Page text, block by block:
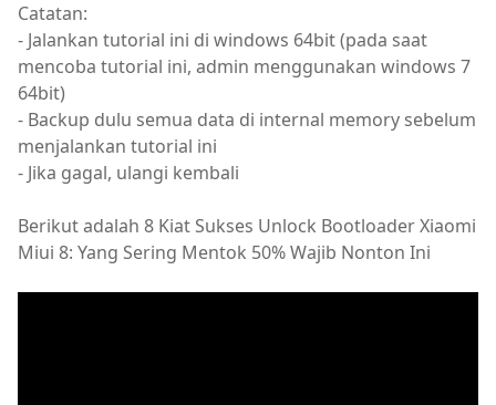
Catatan:
- Jalankan tutorial ini di windows 64bit (pada saat
mencoba tutorial ini, admin menggunakan windows 7
64bit)
- Backup dulu semua data di internal memory sebelum
menjalankan tutorial ini
- Jika gagal, ulangi kembali
Berikut adalah 8 Kiat Sukses Unlock Bootloader Xiaomi
Miui 8: Yang Sering Mentok 50% Wajib Nonton Ini